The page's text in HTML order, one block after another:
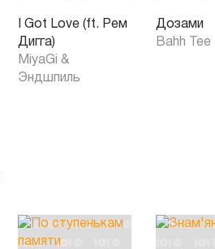
I Got Love (ft. Рем
Дигга)
MiyaGi &
Эндшпиль
Дозами
Bahh Tee